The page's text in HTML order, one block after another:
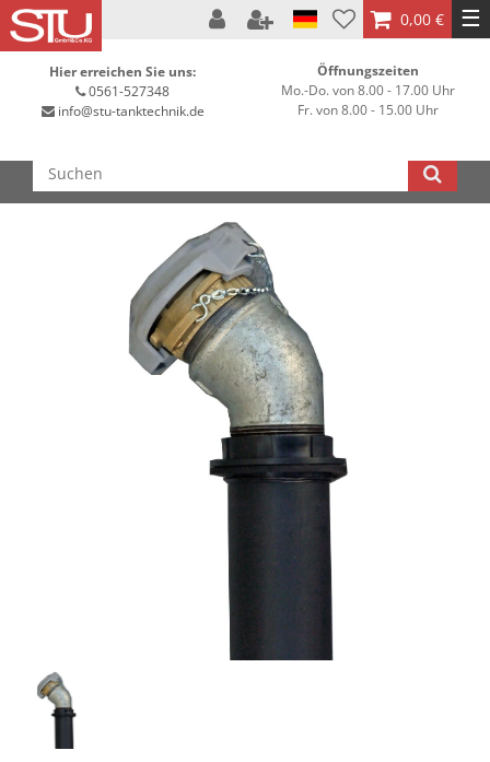
0,00 € ☰
Hier erreichen Sie uns:
0561-527348
info@stu-tanktechnik.de
Öffnungszeiten
Mo.-Do. von 8.00 - 17.00 Uhr
Fr. von 8.00 - 15.00 Uhr